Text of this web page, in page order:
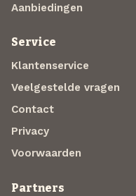
Aanbiedingen
Service
Klantenservice
Veelgestelde vragen
Contact
Privacy
Voorwaarden
Partners